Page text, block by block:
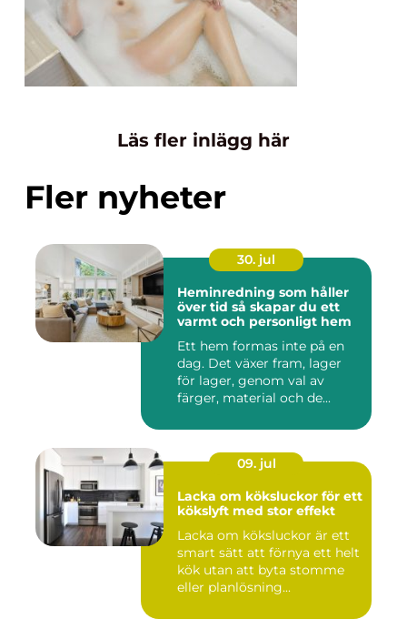
Läs fler inlägg här
Fler nyheter
30. jul
Heminredning som håller
över tid så skapar du ett
varmt och personligt hem
Ett hem formas inte på en
dag. Det växer fram, lager
för lager, genom val av
färger, material och de...
09. jul
Lacka om köksluckor för ett
kökslyft med stor effekt
Lacka om köksluckor är ett
smart sätt att förnya ett helt
kök utan att byta stomme
eller planlösning...